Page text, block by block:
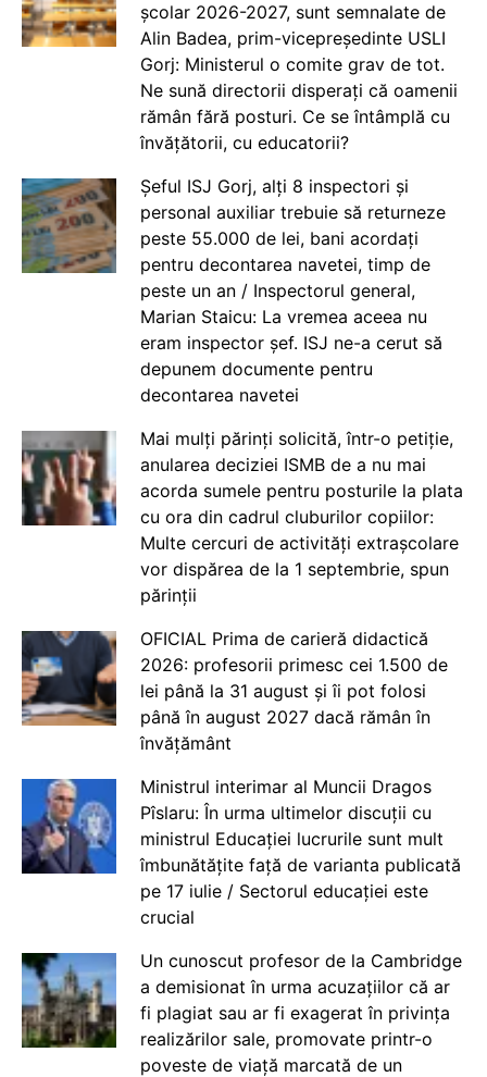
școlar 2026-2027, sunt semnalate de
Alin Badea, prim-vicepreședinte USLI
Gorj: Ministerul o comite grav de tot.
Ne sună directorii disperați că oamenii
rămân fără posturi. Ce se întâmplă cu
învățătorii, cu educatorii?
Șeful ISJ Gorj, alți 8 inspectori și
personal auxiliar trebuie să returneze
peste 55.000 de lei, bani acordați
pentru decontarea navetei, timp de
peste un an / Inspectorul general,
Marian Staicu: La vremea aceea nu
eram inspector șef. ISJ ne-a cerut să
depunem documente pentru
decontarea navetei
Mai mulți părinți solicită, într-o petiție,
anularea deciziei ISMB de a nu mai
acorda sumele pentru posturile la plata
cu ora din cadrul cluburilor copiilor:
Multe cercuri de activități extrașcolare
vor dispărea de la 1 septembrie, spun
părinții
OFICIAL Prima de carieră didactică
2026: profesorii primesc cei 1.500 de
lei până la 31 august și îi pot folosi
până în august 2027 dacă rămân în
învățământ
Ministrul interimar al Muncii Dragos
Pîslaru: În urma ultimelor discuții cu
ministrul Educației lucrurile sunt mult
îmbunătățite față de varianta publicată
pe 17 iulie / Sectorul educației este
crucial
Un cunoscut profesor de la Cambridge
a demisionat în urma acuzațiilor că ar
fi plagiat sau ar fi exagerat în privința
realizărilor sale, promovate printr-o
poveste de viață marcată de un